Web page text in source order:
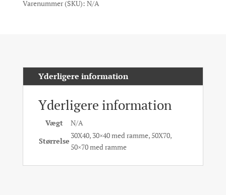
Varenummer (SKU): N/A
Yderligere information
Yderligere information
Vægt
N/A
Størrelse
30X40, 30×40 med ramme, 50X70,
50×70 med ramme